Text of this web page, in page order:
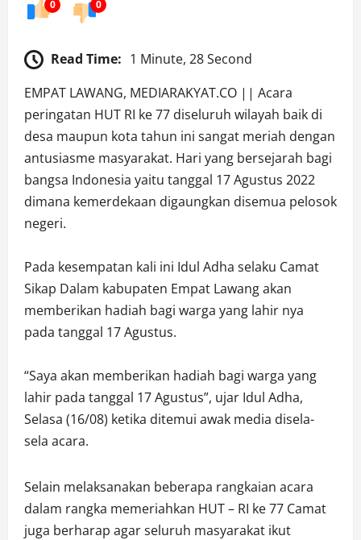
0 0
Read Time: 1 Minute, 28 Second
EMPAT LAWANG, MEDIARAKYAT.CO || Acara
peringatan HUT RI ke 77 diseluruh wilayah baik di
desa maupun kota tahun ini sangat meriah dengan
antusiasme masyarakat. Hari yang bersejarah bagi
bangsa Indonesia yaitu tanggal 17 Agustus 2022
dimana kemerdekaan digaungkan disemua pelosok
negeri.
Pada kesempatan kali ini Idul Adha selaku Camat
Sikap Dalam kabupaten Empat Lawang akan
memberikan hadiah bagi warga yang lahir nya
pada tanggal 17 Agustus.
“Saya akan memberikan hadiah bagi warga yang
lahir pada tanggal 17 Agustus”, ujar Idul Adha,
Selasa (16/08) ketika ditemui awak media disela-
sela acara.
Selain melaksanakan beberapa rangkaian acara
dalam rangka memeriahkan HUT – RI ke 77 Camat
juga berharap agar seluruh masyarakat ikut